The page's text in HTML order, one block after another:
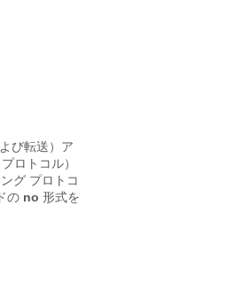
び転送）ア
ロトコル）
グ プロトコ
の no 形式を